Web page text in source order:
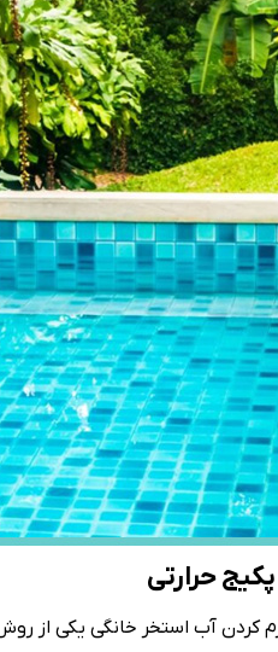
حرارتی
‌کردن آب استخر خانگی یکی